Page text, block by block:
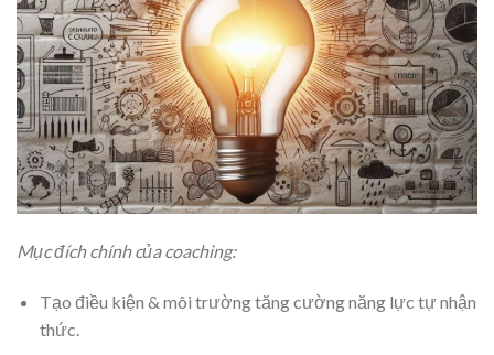
Mục đích chính của coaching:
Tạo điều kiện & môi trường tăng cường năng lực tự nhận
thức.